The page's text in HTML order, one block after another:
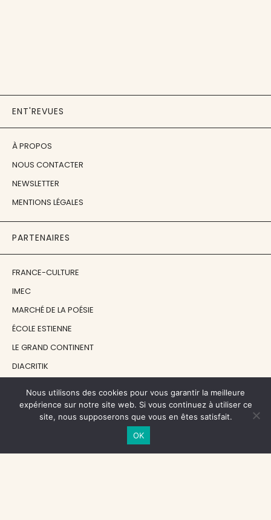
ENT'REVUES
À PROPOS
NOUS CONTACTER
NEWSLETTER
MENTIONS LÉGALES
PARTENAIRES
FRANCE-CULTURE
IMEC
MARCHÉ DE LA POÉSIE
ÉCOLE ESTIENNE
LE GRAND CONTINENT
DIACRITIK
NOS SOUTIENS
CENTRE NATIONAL DU LIVRE
Nous utilisons des cookies pour vous garantir la meilleure
expérience sur notre site web. Si vous continuez à utiliser ce
site, nous supposerons que vous en êtes satisfait.
OK